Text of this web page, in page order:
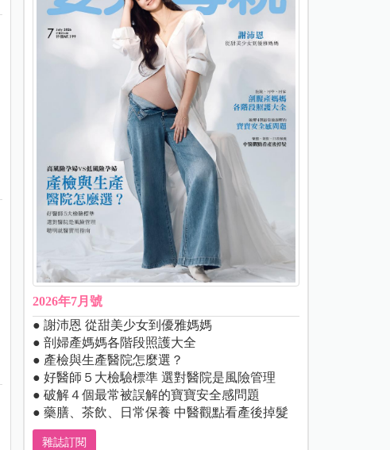
2026年7月號
● 謝沛恩 從甜美少女到優雅媽媽
● 剖婦產媽媽各階段照護大全
● 產檢與生產醫院怎麼選？
● 好醫師５大檢驗標準 選對醫院是風險管理
● 破解４個最常被誤解的寶寶安全感問題
● 藥膳、茶飲、日常保養 中醫觀點看產後掉髮
雜誌訂閱